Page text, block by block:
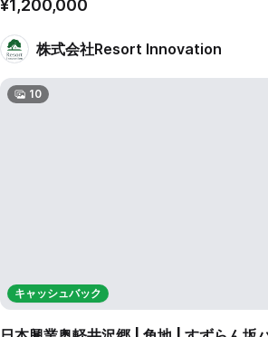
¥1,200,000
株式会社Resort Innovation
キャッシュバック
10